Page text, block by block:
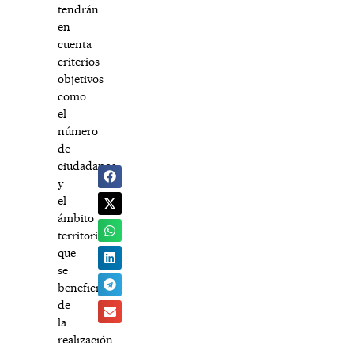
tendrán
en
cuenta
criterios
objetivos
como
el
número
de
ciudadanos
y
el
ámbito
territorial
que
se
beneficiarán
de
la
realización